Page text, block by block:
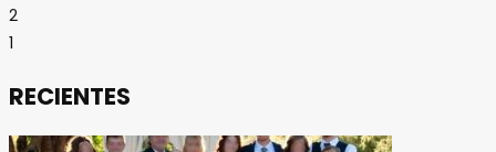
2
1
RECIENTES